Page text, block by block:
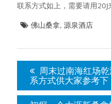
联系方式如上，需要请用
佛山桑拿, 源泉酒店
航
周末过南海红场
系方式供大家参考下